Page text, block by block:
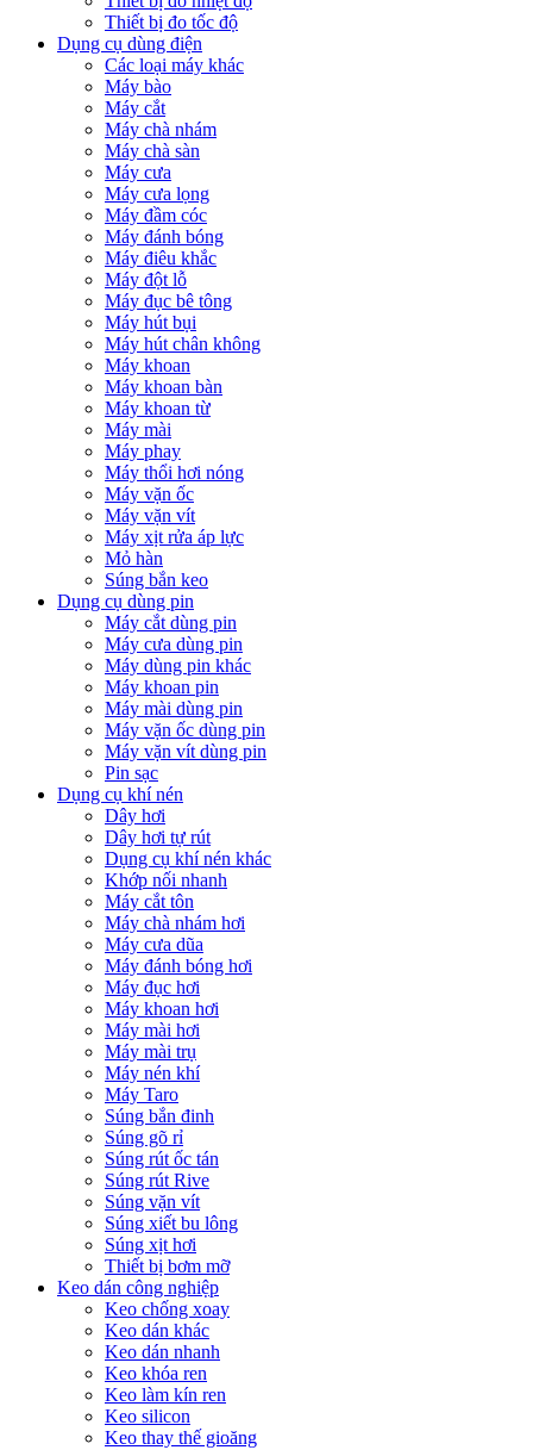
Thiết bị đo tốc độ
Dụng cụ dùng điện
Các loại máy khác
Máy bào
Máy cắt
Máy chà nhám
Máy chà sàn
Máy cưa
Máy cưa lọng
Máy đầm cóc
Máy đánh bóng
Máy điêu khắc
Máy đột lỗ
Máy đục bê tông
Máy hút bụi
Máy hút chân không
Máy khoan
Máy khoan bàn
Máy khoan từ
Máy mài
Máy phay
Máy thổi hơi nóng
Máy vặn ốc
Máy vặn vít
Máy xịt rửa áp lực
Mỏ hàn
Súng bắn keo
Dụng cụ dùng pin
Máy cắt dùng pin
Máy cưa dùng pin
Máy dùng pin khác
Máy khoan pin
Máy mài dùng pin
Máy vặn ốc dùng pin
Máy vặn vít dùng pin
Pin sạc
Dụng cụ khí nén
Dây hơi
Dây hơi tự rút
Dụng cụ khí nén khác
Khớp nối nhanh
Máy cắt tôn
Máy chà nhám hơi
Máy cưa dũa
Máy đánh bóng hơi
Máy đục hơi
Máy khoan hơi
Máy mài hơi
Máy mài trụ
Máy nén khí
Máy Taro
Súng bắn đinh
Súng gõ rỉ
Súng rút ốc tán
Súng rút Rive
Súng vặn vít
Súng xiết bu lông
Súng xịt hơi
Thiết bị bơm mỡ
Keo dán công nghiệp
Keo chống xoay
Keo dán khác
Keo dán nhanh
Keo khóa ren
Keo làm kín ren
Keo silicon
Keo thay thế gioăng